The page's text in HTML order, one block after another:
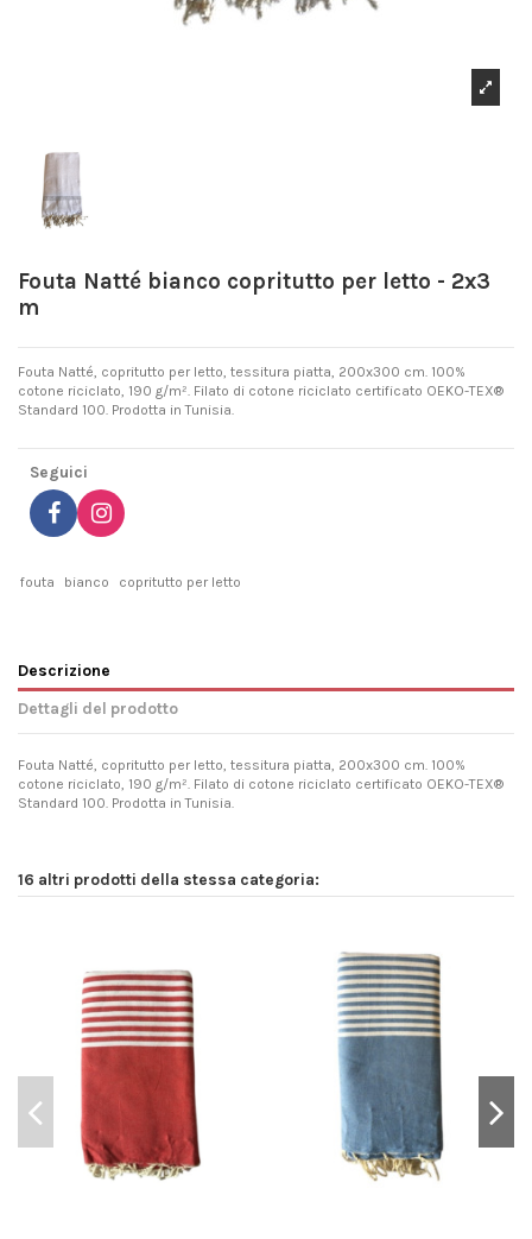
Fouta Natté bianco copritutto per letto - 2x3
m
Fouta Natté, copritutto per letto, tessitura piatta, 200x300 cm. 100%
cotone riciclato, 190 g/m². Filato di cotone riciclato certificato OEKO-TEX®
Standard 100. Prodotta in Tunisia.
Seguici
fouta bianco copritutto per letto
Descrizione
Dettagli del prodotto
Fouta Natté, copritutto per letto, tessitura piatta, 200x300 cm. 100%
cotone riciclato, 190 g/m². Filato di cotone riciclato certificato OEKO-TEX®
Standard 100. Prodotta in Tunisia.
16 altri prodotti della stessa categoria: